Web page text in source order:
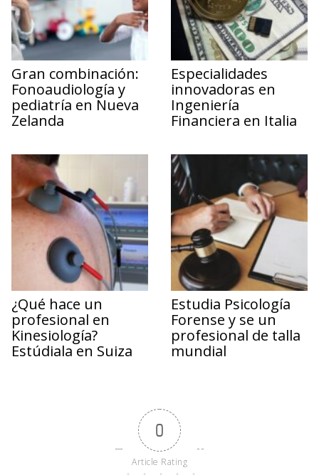
Gran combinación:
Fonoaudiología y
pediatría en Nueva
Zelanda
Especialidades
innovadoras en
Ingeniería
Financiera en Italia
¿Qué hace un
profesional en
Kinesiología?
Estúdiala en Suiza
Estudia Psicología
Forense y se un
profesional de talla
mundial
0
Article Rating